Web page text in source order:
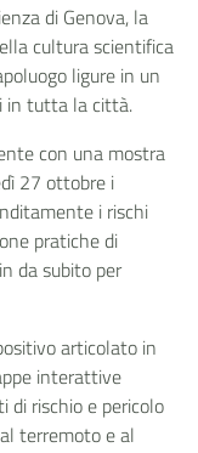
di Genova, la
cultura scientifica
ligure in un
in tutta la città.
con una mostra
27 ottobre i
i rischi
pratiche di
da subito per
articolato in
interattive
di rischio e pericolo
terremoto e al